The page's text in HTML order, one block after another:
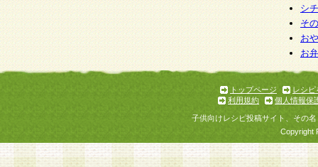
6.当社は、お客様から当社が保有している個人情
加・ 利用停止等を求められた場合には、ご本人
て確認できた場合に限り、法令に準拠して合理的
いただきます。なお、開示 請求等の請求先は個
ります。
1.会員とは、本規約等を承諾のうえ、当社所定の
了し、当社が承認した者、グループとします。な
が以下に該当する場合は会員登録をすることがで
シ
そ
お
お
トップページ
レシピ
利用規約
個人情報保
子供向けレシピ投稿サイト、その
Copyright